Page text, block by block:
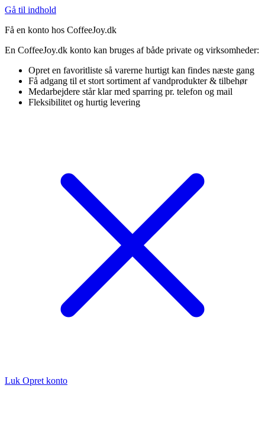
Gå til indhold
Få en konto hos CoffeeJoy.dk
En CoffeeJoy.dk konto kan bruges af både private og virksomheder:
Opret en favoritliste så varerne hurtigt kan findes næste gang
Få adgang til et stort sortiment af vandprodukter & tilbehør
Medarbejdere står klar med sparring pr. telefon og mail
Fleksibilitet og hurtig levering
Luk Opret konto